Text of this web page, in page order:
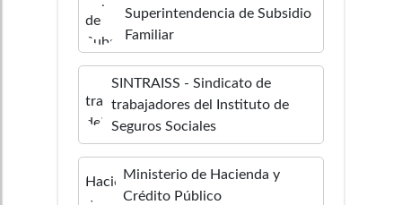
Superintendencia de Subsidio
Familiar
SINTRAISS - Sindicato de
trabajadores del Instituto de
Seguros Sociales
Ministerio de Hacienda y
Crédito Público